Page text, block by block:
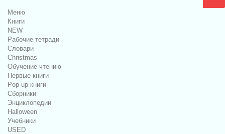
Меню
Книги
NEW
Рабочие тетради
Словари
Christmas
Обучение чтению
Первые книги
Pop-up книги
Сборники
Энциклопедии
Halloween
Учебники
USED